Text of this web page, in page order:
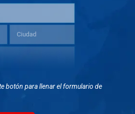
botón para llenar el formulario de